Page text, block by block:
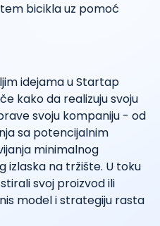
bicikla uz pomoć
idejama u Startap
kako da realizuju svoju
svoju kompaniju - od
sa potencijalnim
minimalnog
izlaska na tržište. U toku
svoj proizvod ili
model i strategiju rasta